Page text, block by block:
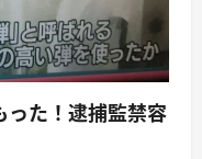
った！逮捕監禁容